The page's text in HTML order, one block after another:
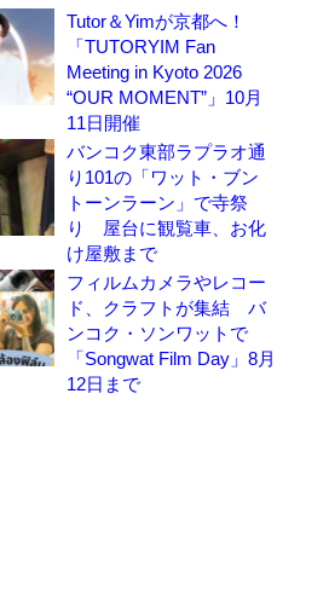
Tutor＆Yimが京都へ！
「TUTORYIM Fan
Meeting in Kyoto 2026
“OUR MOMENT”」10月
11日開催
バンコク東部ラプラオ通
り101の「ワット・ブン
トーンラーン」で寺祭
り 屋台に観覧車、お化
け屋敷まで
フィルムカメラやレコー
ド、クラフトが集結 バ
ンコク・ソンワットで
「Songwat Film Day」8月
12日まで